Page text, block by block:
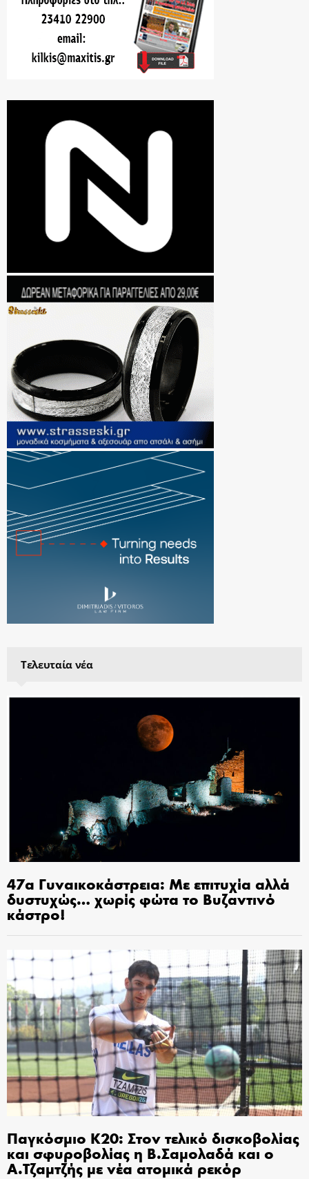
Τελευταία νέα
47α Γυναικοκάστρεια: Με επιτυχία αλλά
δυστυχώς… χωρίς φώτα το Βυζαντινό
κάστρο!
Παγκόσμιο Κ20: Στον τελικό δισκοβολίας
και σφυροβολίας η Β.Σαμολαδά και ο
Α.Τζαμτζής με νέα ατομικά ρεκόρ